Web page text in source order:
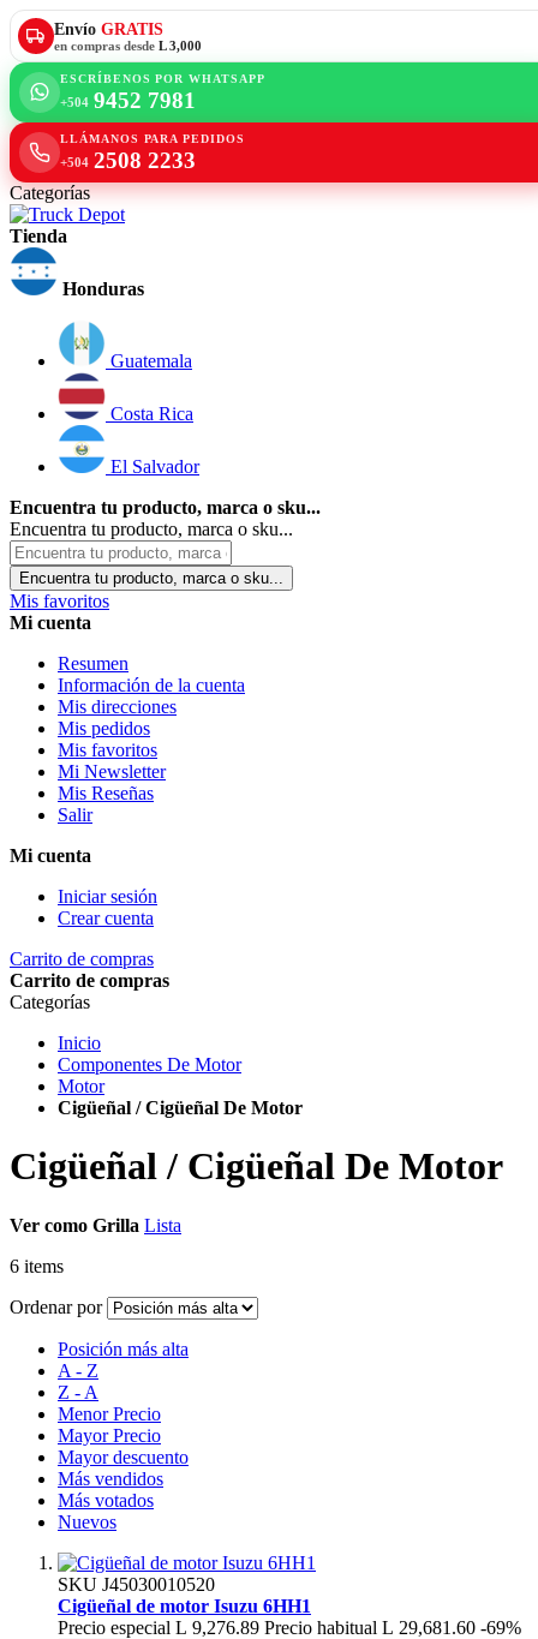
Envío GRATIS
en compras desde L 3,000
ESCRÍBENOS POR WHATSAPP
+504 9452 7981
LLÁMANOS PARA PEDIDOS
+504 2508 2233
Categorías
Tienda
Honduras
Guatemala
Costa Rica
El Salvador
Encuentra tu producto, marca o sku...
Encuentra tu producto, marca o sku...
Encuentra tu producto, marca o sku...
Mis favoritos
Mi cuenta
Resumen
Información de la cuenta
Mis direcciones
Mis pedidos
Mis favoritos
Mi Newsletter
Mis Reseñas
Salir
Mi cuenta
Iniciar sesión
Crear cuenta
Carrito de compras
Carrito de compras
Categorías
Inicio
Componentes De Motor
Motor
Cigüeñal / Cigüeñal De Motor
Cigüeñal / Cigüeñal De Motor
Ver como Grilla Lista
6 items
Ordenar por
Posición más alta
A - Z
Z - A
Menor Precio
Mayor Precio
Mayor descuento
Más vendidos
Más votados
Nuevos
SKU J45030010520
Cigüeñal de motor Isuzu 6HH1
Precio especial L 9,276.89 Precio habitual L 29,681.60 -69%